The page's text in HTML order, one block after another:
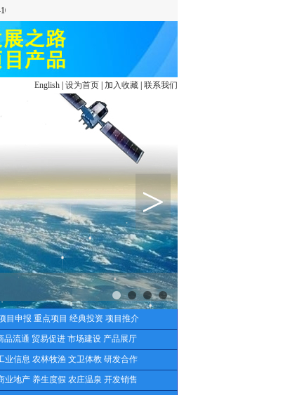
English| 设为首页| 加入收藏| 联系我们
>
目申报 重点项目 经典投资 项目推介
品流通 贸易促进 市场建设 产品展厅
业信息 农林牧渔 文卫体教 研发合作
业地产 养生度假 农庄温泉 开发销售